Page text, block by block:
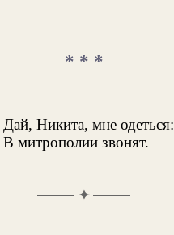
* * *
Дай, Никита, мне одеться:
В митрополии звонят.
✦